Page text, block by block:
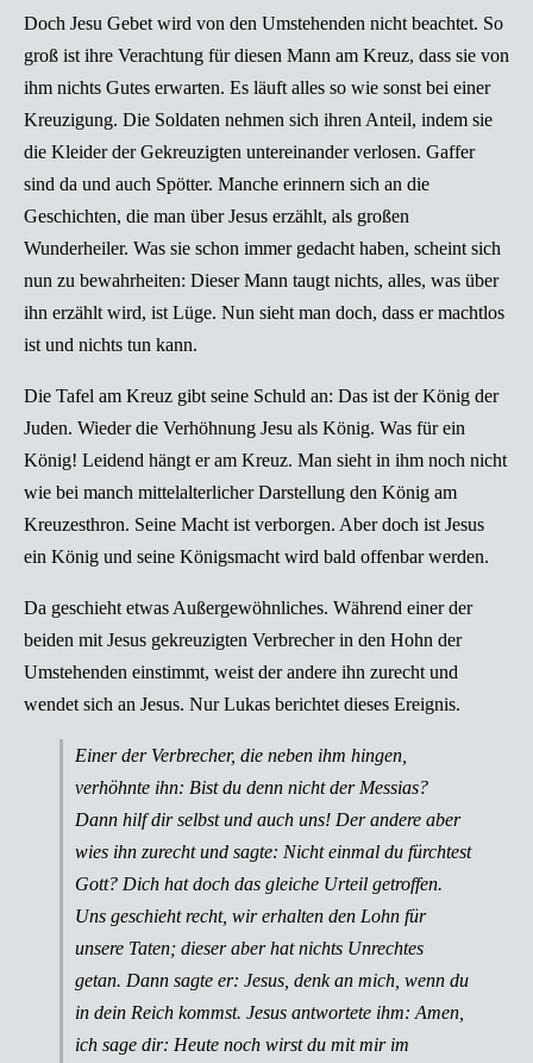
Doch Jesu Gebet wird von den Umstehenden nicht beachtet. So
groß ist ihre Verachtung für diesen Mann am Kreuz, dass sie von
ihm nichts Gutes erwarten. Es läuft alles so wie sonst bei einer
Kreuzigung. Die Soldaten nehmen sich ihren Anteil, indem sie
die Kleider der Gekreuzigten untereinander verlosen. Gaffer
sind da und auch Spötter. Manche erinnern sich an die
Geschichten, die man über Jesus erzählt, als großen
Wunderheiler. Was sie schon immer gedacht haben, scheint sich
nun zu bewahrheiten: Dieser Mann taugt nichts, alles, was über
ihn erzählt wird, ist Lüge. Nun sieht man doch, dass er machtlos
ist und nichts tun kann.
Die Tafel am Kreuz gibt seine Schuld an: Das ist der König der
Juden. Wieder die Verhöhnung Jesu als König. Was für ein
König! Leidend hängt er am Kreuz. Man sieht in ihm noch nicht
wie bei manch mittelalterlicher Darstellung den König am
Kreuzesthron. Seine Macht ist verborgen. Aber doch ist Jesus
ein König und seine Königsmacht wird bald offenbar werden.
Da geschieht etwas Außergewöhnliches. Während einer der
beiden mit Jesus gekreuzigten Verbrecher in den Hohn der
Umstehenden einstimmt, weist der andere ihn zurecht und
wendet sich an Jesus. Nur Lukas berichtet dieses Ereignis.
Einer der Verbrecher, die neben ihm hingen,
verhöhnte ihn: Bist du denn nicht der Messias?
Dann hilf dir selbst und auch uns! Der andere aber
wies ihn zurecht und sagte: Nicht einmal du fürchtest
Gott? Dich hat doch das gleiche Urteil getroffen.
Uns geschieht recht, wir erhalten den Lohn für
unsere Taten; dieser aber hat nichts Unrechtes
getan. Dann sagte er: Jesus, denk an mich, wenn du
in dein Reich kommst. Jesus antwortete ihm: Amen,
ich sage dir: Heute noch wirst du mit mir im